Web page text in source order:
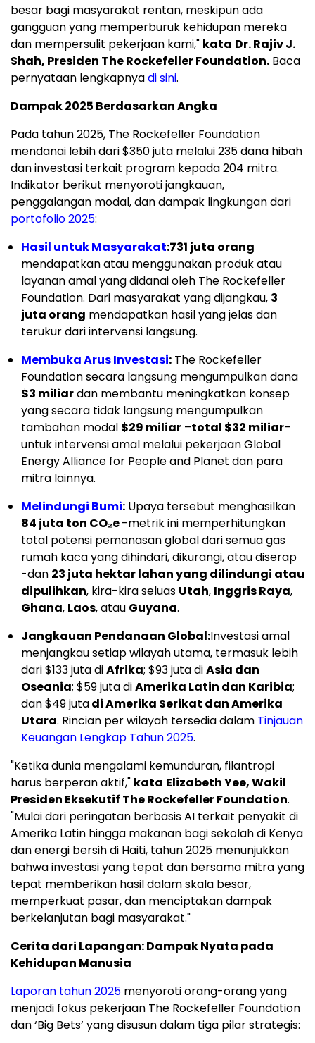
besar bagi masyarakat rentan, meskipun ada
gangguan yang memperburuk kehidupan mereka
dan mempersulit pekerjaan kami," kata Dr. Rajiv J.
Shah, Presiden The Rockefeller Foundation. Baca
pernyataan lengkapnyadi sini.
Dampak 2025 Berdasarkan Angka
Pada tahun 2025, The Rockefeller Foundation
mendanai lebih dari $350 juta melalui 235 dana hibah
dan investasi terkait program kepada 204 mitra.
Indikator berikut menyoroti jangkauan,
penggalangan modal, dan dampak lingkungan dari
portofolio 2025:
Hasil untuk Masyarakat:731 juta orang
mendapatkan atau menggunakan produk atau
layanan amal yang didanai oleh The Rockefeller
Foundation. Dari masyarakat yang dijangkau, 3
juta orang mendapatkan hasil yang jelas dan
terukur dari intervensi langsung.
Membuka Arus Investasi: The Rockefeller
Foundation secara langsung mengumpulkan dana
$3 miliardan membantu meningkatkan konsep
yang secara tidak langsung mengumpulkan
tambahan modal $29 miliar –total $32 miliar–
untuk intervensi amal melalui pekerjaan Global
Energy Alliance for People and Planet dan para
mitra lainnya.
Melindungi Bumi: Upaya tersebut menghasilkan
84 juta ton CO₂e-metrik ini memperhitungkan
total potensi pemanasan global dari semua gas
rumah kaca yang dihindari, dikurangi, atau diserap
-dan 23 juta hektar lahan yang dilindungi atau
dipulihkan, kira-kira seluas Utah, Inggris Raya,
Ghana, Laos, atau Guyana.
Jangkauan Pendanaan Global:Investasi amal
menjangkau setiap wilayah utama, termasuk lebih
dari $133 juta diAfrika; $93 juta diAsia dan
Oseania; $59 juta diAmerika Latin dan Karibia;
dan $49 jutadi Amerika Serikat dan Amerika
Utara. Rincian per wilayah tersedia dalam Tinjauan
Keuangan Lengkap Tahun 2025.
"Ketika dunia mengalami kemunduran, filantropi
harus berperan aktif," kata Elizabeth Yee, Wakil
Presiden Eksekutif The Rockefeller Foundation.
"Mulai dari peringatan berbasis AI terkait penyakit di
Amerika Latin hingga makanan bagi sekolah di Kenya
dan energi bersih di Haiti, tahun 2025 menunjukkan
bahwa investasi yang tepat dan bersama mitra yang
tepat memberikan hasil dalam skala besar,
memperkuat pasar, dan menciptakan dampak
berkelanjutan bagi masyarakat."
Cerita dari Lapangan: Dampak Nyata pada
Kehidupan Manusia
Laporan tahun 2025 menyoroti orang-orang yang
menjadi fokus pekerjaan The Rockefeller Foundation
dan ‘Big Bets’ yang disusun dalam tiga pilar strategis: